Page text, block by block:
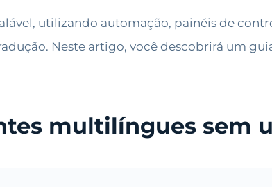
utilizando automação, painéis de
Neste artigo, você descobrirá um
multilíngues sem